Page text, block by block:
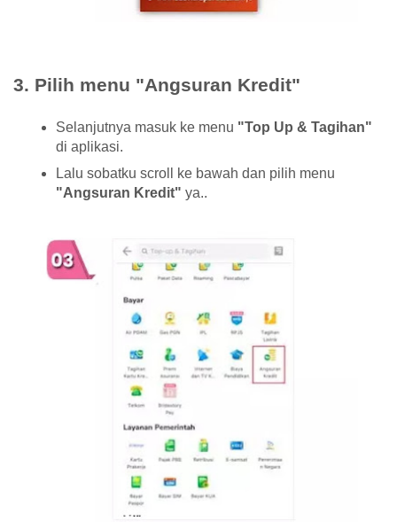
3. Pilih menu "Angsuran Kredit"
Selanjutnya masuk ke menu "Top Up & Tagihan"
di aplikasi.
Lalu sobatku scroll ke bawah dan pilih menu
"Angsuran Kredit" ya..